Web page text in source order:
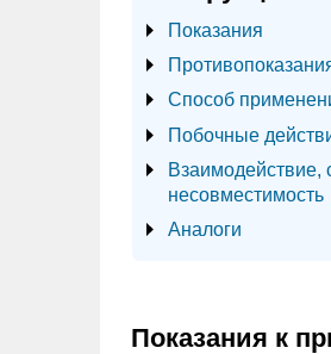
Показания
Способ
Побочные
Взаимодействие,
несовместимость
Аналоги
Показания к